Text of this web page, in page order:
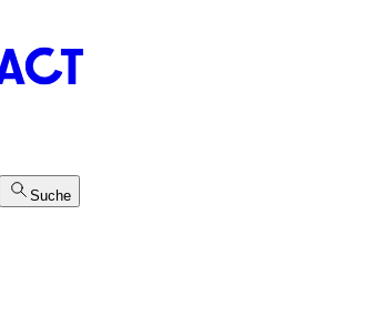
Suche